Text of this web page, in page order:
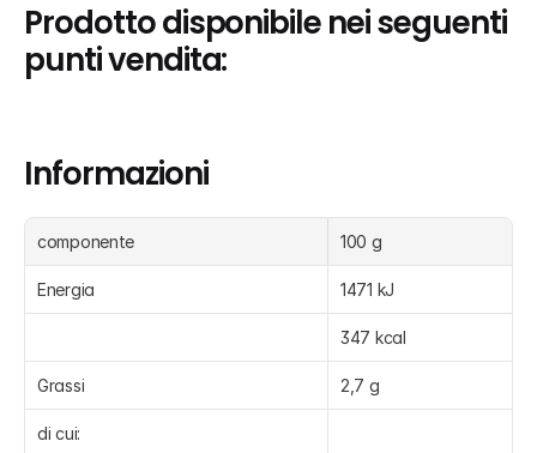
Prodotto disponibile nei seguenti
punti vendita:
Informazioni
componente 100 g
Energia 1471 kJ
347 kcal
Grassi 2,7 g
di cui: